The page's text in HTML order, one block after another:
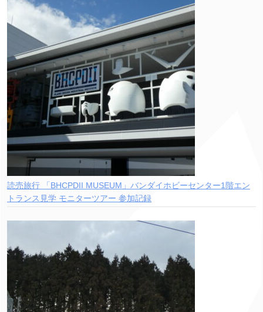
読売旅行 「BHCPDII MUSEUM」バンダイホビーセンター1階エン
トランス見学 モニターツアー 参加記録